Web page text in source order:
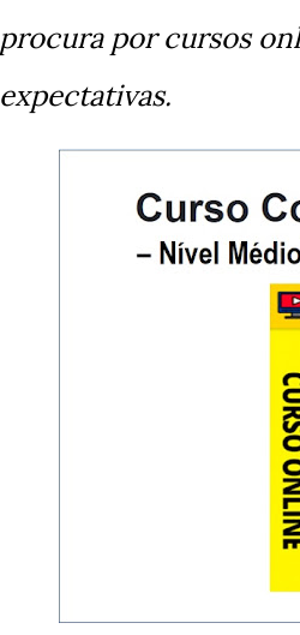
procura por cursos
expectativas.